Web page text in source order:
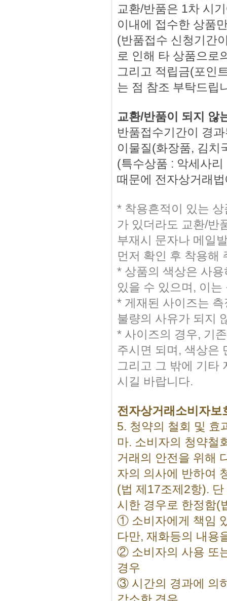
교환/반품은 1차 시
이내에 접수한 상품
(반품접수 신청기간
로 인해 타 상품으로
그리고 적립금(포인
는 점 참조 부탁드립
교환/반품이 되지 않
반품접수기간이 경
이물질(화장품, 김치
(특수상품 : 악세사
때문에 전자상거래
* 착용흔적이 있는
가 있더라도 교환/반
부재시 문자나 메일
먼저 확인 후 착용해
* 상품의 색상은 사
있을 수 있으며, 이
* 게재된 사이즈는
불량의 사유가 되지
* 사이즈의 경우, 기
주시면 되며, 색상은
그리고 그 밖에 기타
시길 바랍니다.
전자상거래소비자보
5. 청약의 철회 및 효
마. 소비자의 청약철
거래의 안전을 위해
자의 의사에 반하여
(법 제17조제2항).
시한 경우로 한정함(
① 소비자에게 책임
다만, 재화등의 내용
② 소비자의 사용 또
경우
③ 시간의 경과에 의